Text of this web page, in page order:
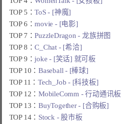
TOP 5：ToS - [神魔]
TOP 6：movie - [电影]
TOP 7：PuzzleDragon - 龙族拼图
TOP 8：C_Chat - [希洽]
TOP 9：joke - [笑话] 就可板
TOP 10：Baseball - [棒球]
TOP 11：Tech_Job - [科技板]
TOP 12：MobileComm - 行动通讯板
TOP 13：BuyTogether - [合购板]
TOP 14： Stock - 股市板